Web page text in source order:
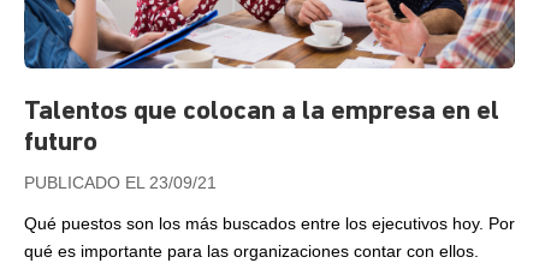
Talentos que colocan a la empresa en el
futuro
PUBLICADO EL 23/09/21
Qué puestos son los más buscados entre los ejecutivos hoy. Por
qué es importante para las organizaciones contar con ellos.